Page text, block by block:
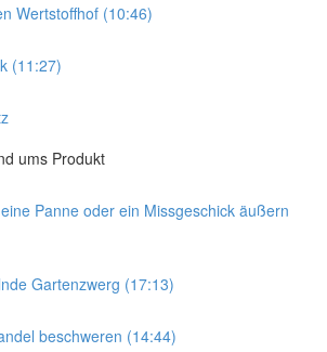
Wertstoffhof (10:46)
(11:27)
ums Produkt
Panne oder ein Missgeschick äußern
Gartenzwerg (17:13)
beschweren (14:44)